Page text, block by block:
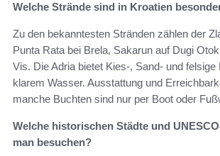
Welche Strände sind in Kroatien
Zu den bekanntesten Stränden zählen der
Punta Rata bei Brela, Sakarun auf Dugi
Vis. Die Adria bietet Kies-, Sand- und
klarem Wasser. Ausstattung und
manche Buchten sind nur per Boot oder
Welche historischen Städte und
man besuchen?